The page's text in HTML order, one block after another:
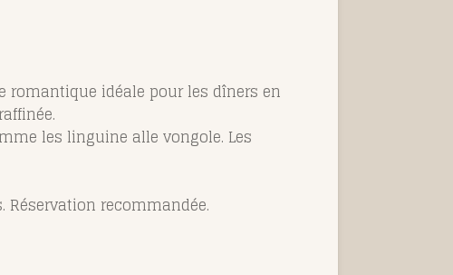
romantique idéale pour les dîners en
les linguine alle vongole. Les
recommandée.